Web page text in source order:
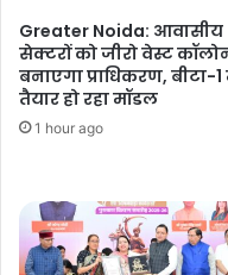
Greater Noida: आवासीय
सेक्टरों को जीरो वेस्ट
बनाएगा प्राधिकरण, बीटा-
तैयार हो रहा मॉडल
1 hour ago